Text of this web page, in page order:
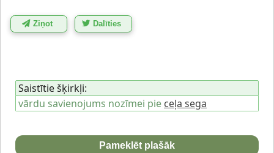
Ziņot Dalīties
Saistītie šķirkļi:
vārdu savienojums nozīmei pie ceļa sega
Pameklēt plašāk